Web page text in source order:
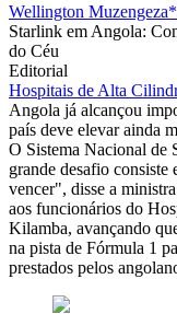
Wellington Muzengeza*
Starlink em Angola:
do Céu
Editorial
Hospitais de Alta
Angola já alcançou
país deve elevar ainda
O Sistema Nacional de
grande desafio
vencer", disse a
aos funcionários do
Kilamba, avançando
na pista de Fórmula 1
prestados pelos